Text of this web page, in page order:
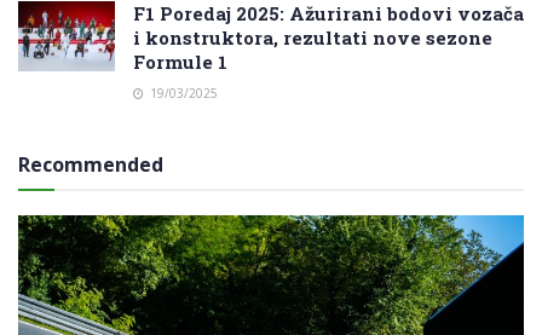
F1 Poredaj 2025: Ažurirani bodovi vozača
i konstruktora, rezultati nove sezone
Formule 1
19/03/2025
Recommended